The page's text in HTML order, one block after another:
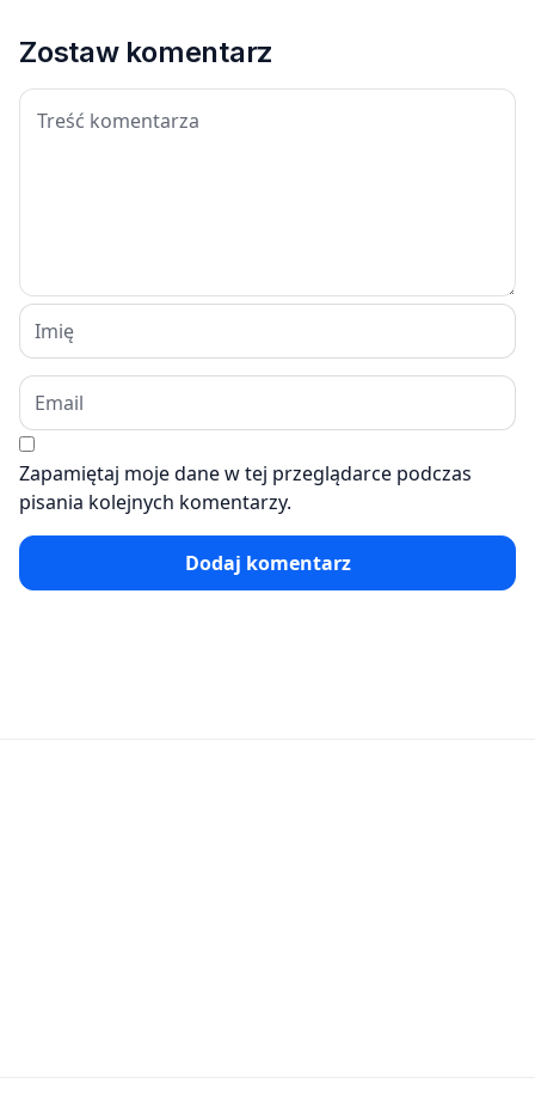
Zostaw komentarz
Zapamiętaj moje dane w tej przeglądarce podczas
pisania kolejnych komentarzy.
Dodaj komentarz